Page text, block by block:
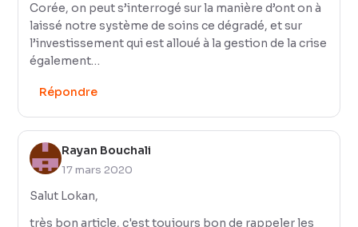
Corée, on peut s’interrogé sur la manière d’ont on à
laissé notre système de soins ce dégradé, et sur
l’investissement qui est alloué à la gestion de la crise
également…
Répondre
Rayan Bouchali
17 mars 2020
Salut Lokan,
très bon article, c'est toujours bon de rappeler les